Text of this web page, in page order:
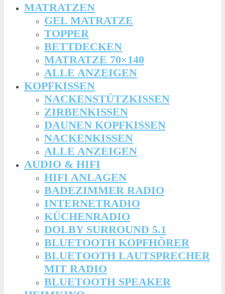
MATRATZEN
GEL MATRATZE
TOPPER
BETTDECKEN
MATRATZE 70×140
ALLE ANZEIGEN
KOPFKISSEN
NACKENSTÜTZKISSEN
ZIRBENKISSEN
DAUNEN KOPFKISSEN
NACKENKISSEN
ALLE ANZEIGEN
AUDIO & HIFI
HIFI ANLAGEN
BADEZIMMER RADIO
INTERNETRADIO
KÜCHENRADIO
DOLBY SURROUND 5.1
BLUETOOTH KOPFHÖRER
BLUETOOTH LAUTSPRECHER
MIT RADIO
BLUETOOTH SPEAKER